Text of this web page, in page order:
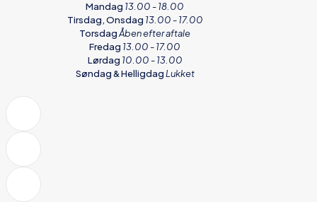
Mandag 13.00 - 18.00
Tirsdag, Onsdag 13.00 - 17.00
TorsdagÅben efter aftale
Fredag 13.00 - 17.00
Lørdag 10.00 - 13.00
Søndag & HelligdagLukket